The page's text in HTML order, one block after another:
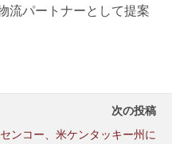
流パートナーとして提案
次の投稿
センコー、米ケンタッキー州に